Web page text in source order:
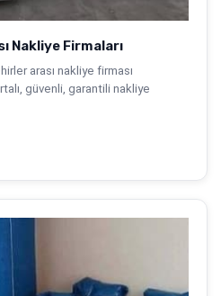
Nakliye Firmaları
arası nakliye firması
güvenli, garantili nakliye